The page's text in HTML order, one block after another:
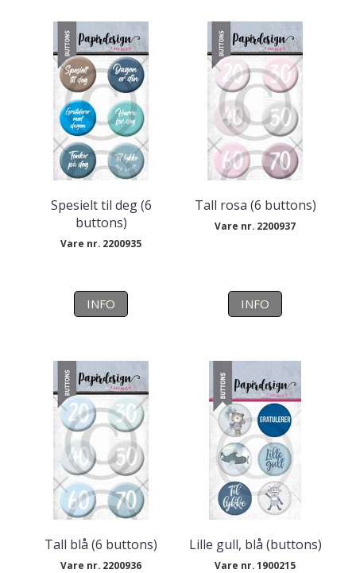
Spesielt til deg (6
buttons)
Vare nr. 2200935
INFO
Tall rosa (6 buttons)
Vare nr. 2200937
INFO
Tall blå (6 buttons)
Vare nr. 2200936
Lille gull, blå (buttons)
Vare nr. 1900215